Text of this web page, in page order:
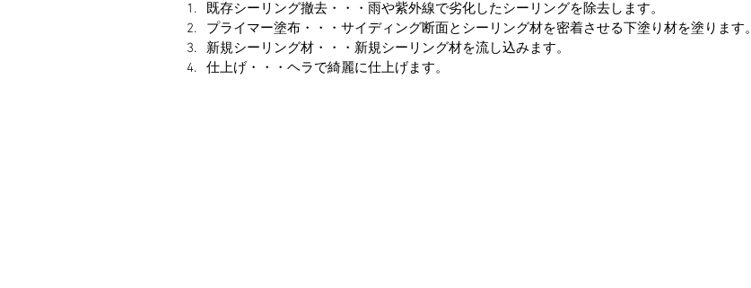
既存シーリング撤去・・・雨や紫外線で劣化したシーリングを除去します。
プライマー塗布・・・サイディング断面とシーリング材を密着させる下塗り材を塗ります。
新規シーリング材・・・新規シーリング材を流し込みます。
仕上げ・・・ヘラで綺麗に仕上げます。